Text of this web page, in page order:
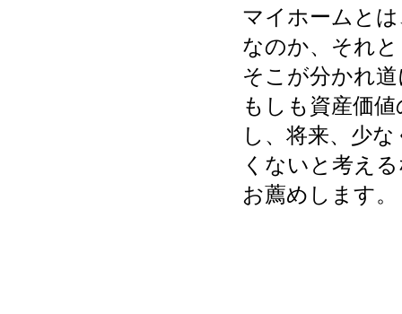
マイホームと
なのか、それ
そこが分かれ
もしも資産価
し、将来、少
くないと考え
お薦めします。